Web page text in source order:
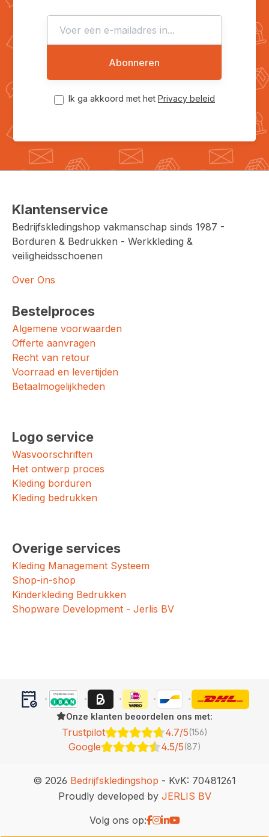
Abonneren
Ik ga akkoord met het Privacy beleid
Klantenservice
Bedrijfskledingshop vakmanschap sinds 1987 -
Borduren & Bedrukken - Werkkleding &
veiligheidsschoenen
Over Ons
Bestelproces
Algemene voorwaarden
Offerte aanvragen
Recht van retour
Voorraad en levertijden
Betaalmogelijkheden
Logo service
Wasvoorschriften
Het ontwerp proces
Kleding borduren
Kleding bedrukken
Overige services
Kleding Management Systeem
Shop-in-shop
Kinderkleding Bedrukken
Shopware Development - Jerlis BV
Onze klanten beoordelen ons met:
Trustpilot 4.7/5(156)
Google 4.5/5(87)
© 2026 Bedrijfskledingshop - KvK: 70481261
Proudly developed by JERLIS BV
Volg ons op: